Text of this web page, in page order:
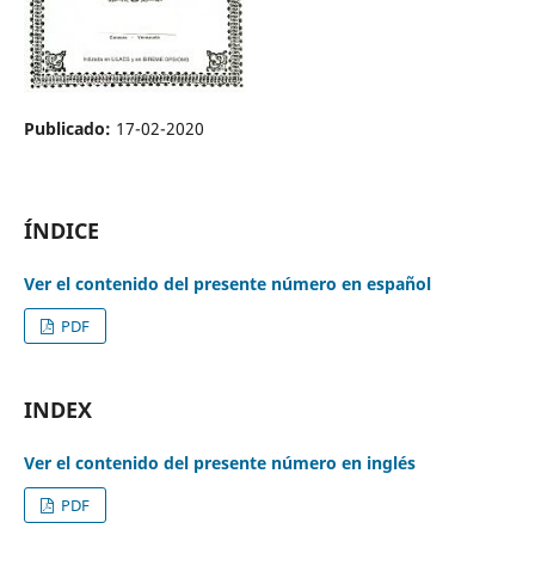
Publicado: 17-02-2020
ÍNDICE
Ver el contenido del presente número en español
PDF
INDEX
Ver el contenido del presente número en inglés
PDF